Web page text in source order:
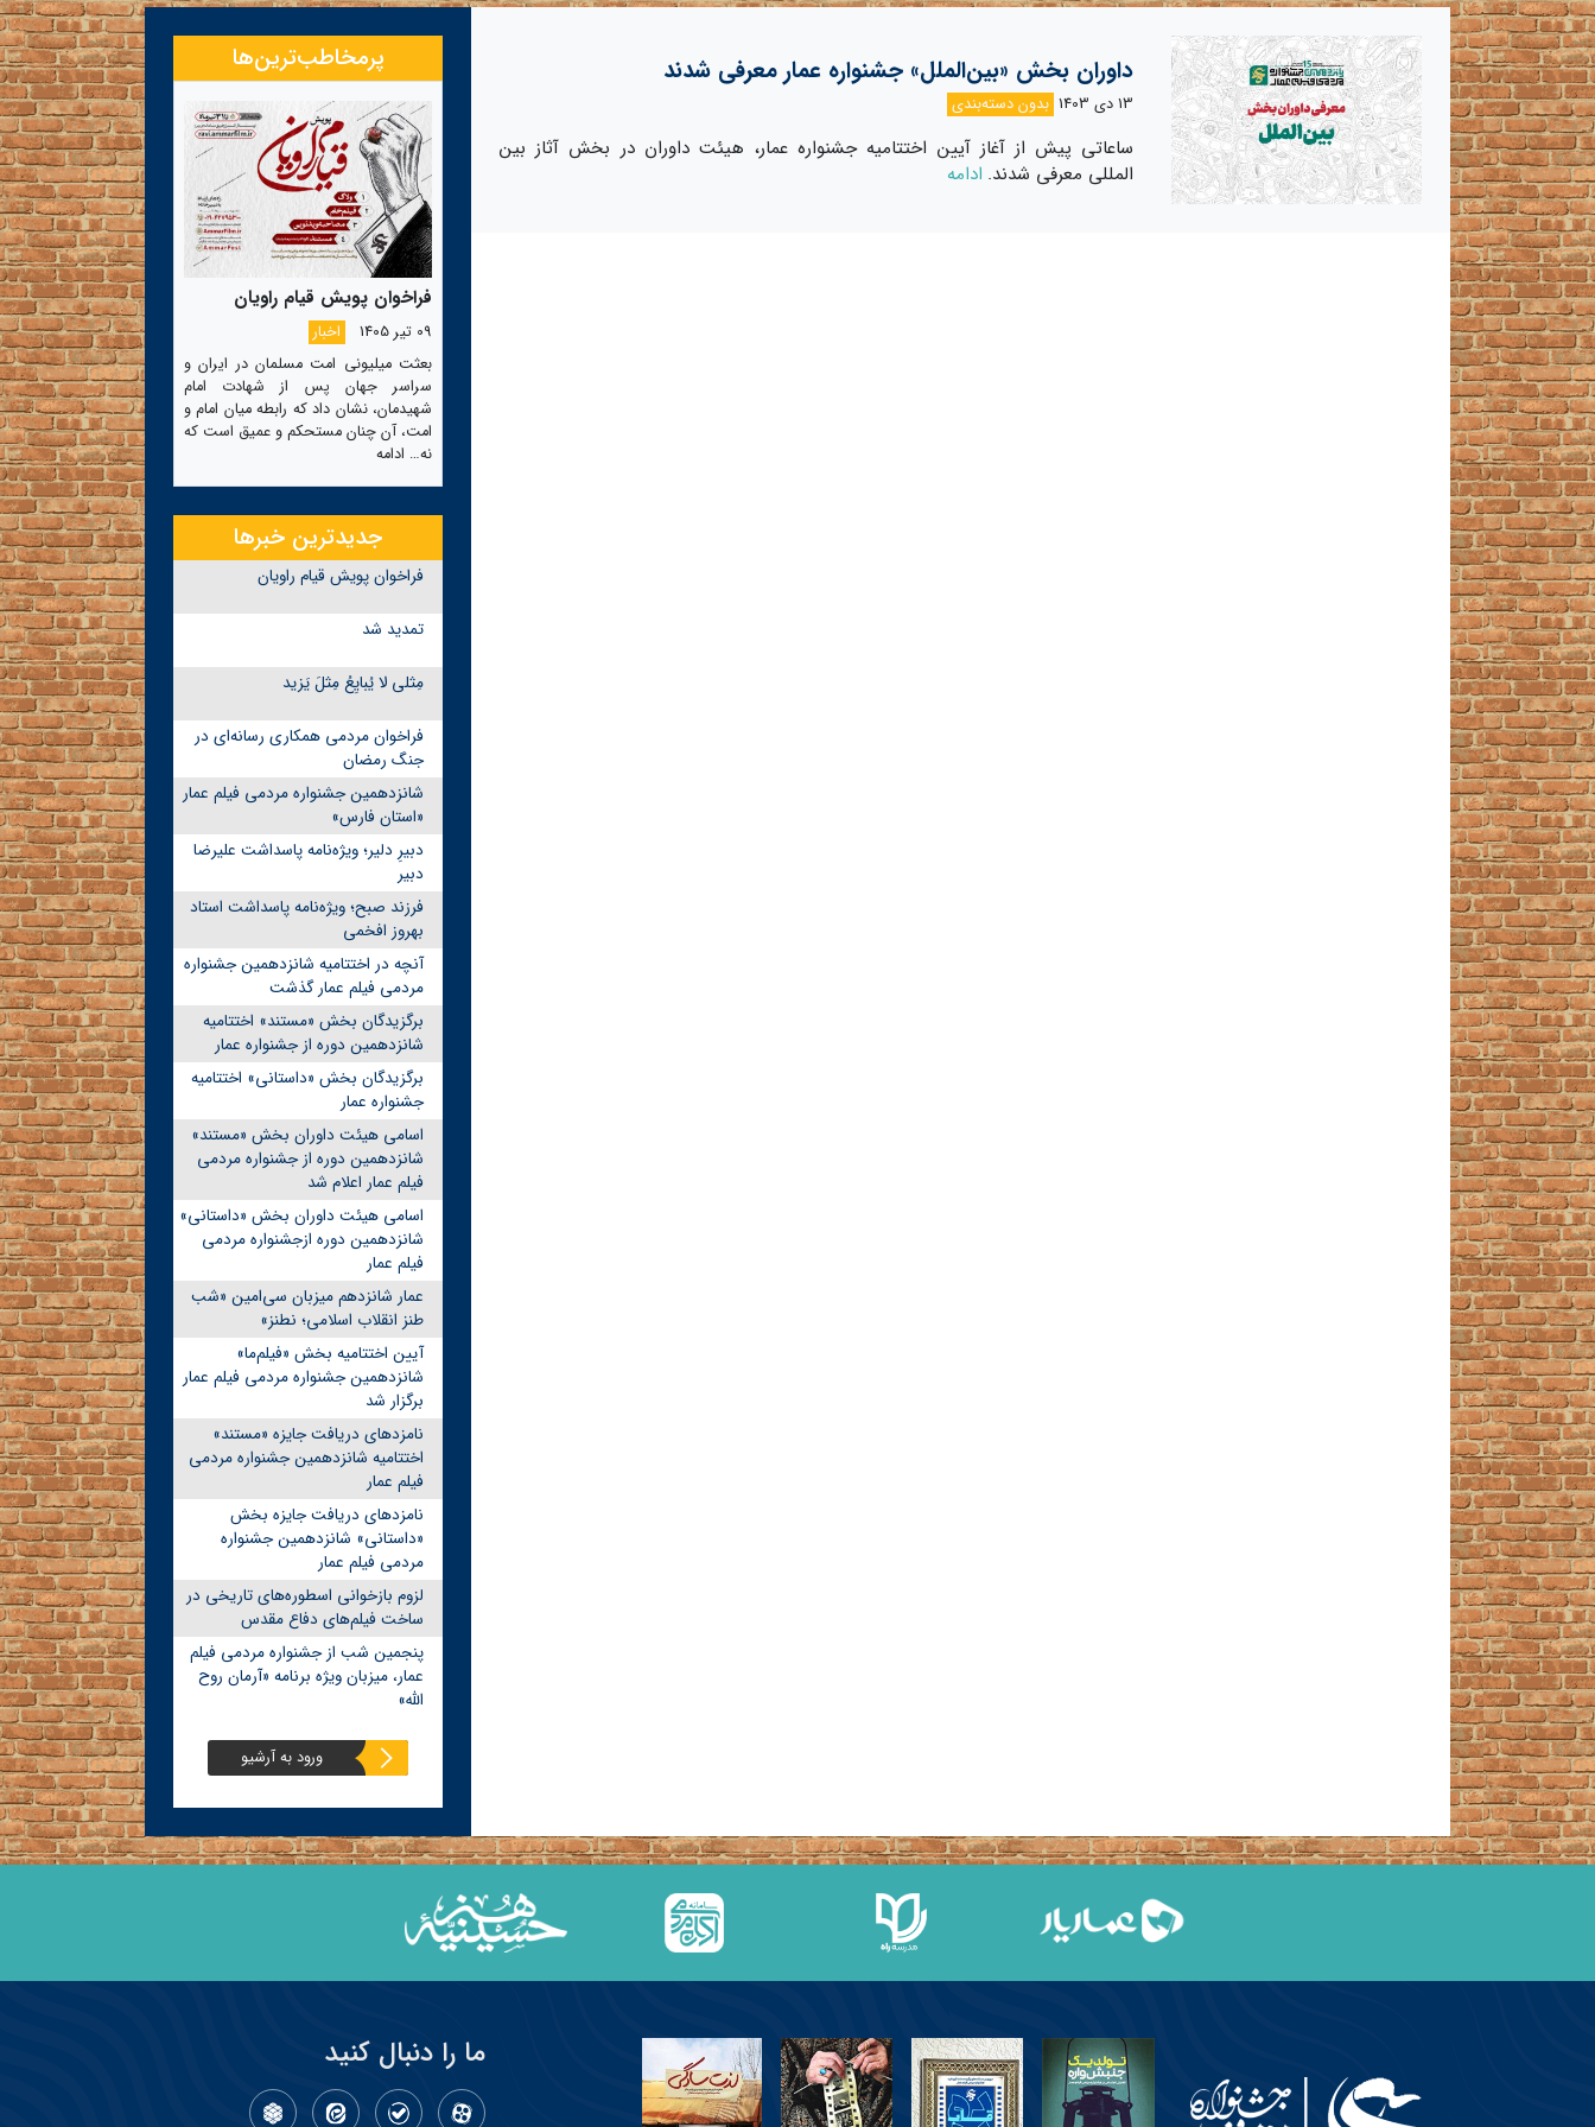
داوران بخش «بین‌الملل» جشنواره عمار معرفی شدند
13 دی 1403 بدون دسته‌بندی
ساعاتی پیش از آغاز آیین اختتامیه جشنواره عمار، هیئت داوران در بخش آثاز بین
المللی معرفی شدند. ادامه
پرمخاطب‌ترین‌ها
فراخوان پویش قیام راویان
09 تیر 1405
اخبار
بعثت میلیونی امت مسلمان در ایران و
سراسر جهان پس از شهادت امام
شهیدمان، نشان داد که رابطه میان امام و
امت، آن چنان مستحکم و عمیق است که
نه… ادامه
جدیدترین خبرها
فراخوان پویش قیام راویان
تمدید شد
مِثلی لا یُبایِعُ مِثلَ یَزید
فراخوان مردمی همکاری رسانه‌ای در
جنگ رمضان
شانزدهمین جشنواره مردمی فیلم عمار
«استان فارس»
دبیرِ دلیر؛ ویژه‌نامه پاسداشت علیرضا
دبیر
فرزند صبح؛ ویژه‌نامه پاسداشت استاد
بهروز افخمی
آنچه در اختتامیه شانزدهمین جشنواره
مردمی فیلم عمار گذشت
برگزیدگان بخش «مستند» اختتامیه
شانزدهمین دوره از جشنواره عمار
برگزیدگان بخش «داستانی» اختتامیه
جشنواره عمار
اسامی هیئت داوران بخش «مستند»
شانزدهمین دوره از جشنواره مردمی
فیلم عمار اعلام شد
اسامی هیئت داوران بخش «داستانی»
شانزدهمین دوره ازجشنواره مردمی
فیلم عمار
عمار شانزدهم میزبان سی‌امین «شب
طنز انقلاب اسلامی؛ نطنز»
آیین اختتامیه بخش «فیلم‌ما»
شانزدهمین جشنواره مردمی فیلم عمار
برگزار شد
نامزدهای دریافت جایزه «مستند»
اختتامیه شانزدهمین جشنواره مردمی
فیلم عمار
نامزدهای دریافت جایزه بخش
«داستانی» شانزدهمین جشنواره
مردمی فیلم عمار
لزوم بازخوانی اسطوره‌های تاریخی در
ساخت فیلم‌های دفاع مقدس
پنجمین شب از جشنواره مردمی فیلم
عمار، میزبان ویژه برنامه «آرمان روح
الله»
ورود به آرشیو
ما را دنبال کنید